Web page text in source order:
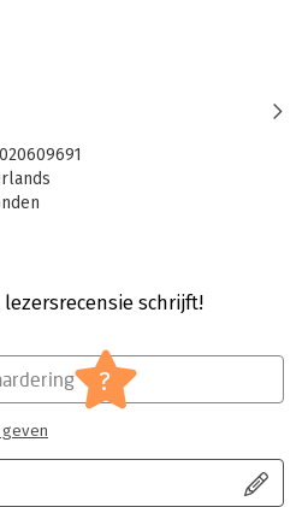
schrijft!
?